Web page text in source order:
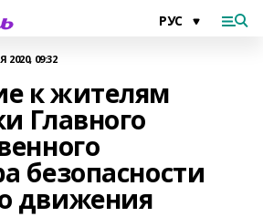
2020, 09:32
к жителям
Главного
безопасности
движения